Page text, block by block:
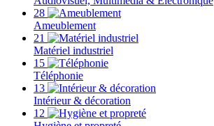
28
Ameublement
21
Matériel industriel
15
Téléphonie
13
Intérieur & décoration
12